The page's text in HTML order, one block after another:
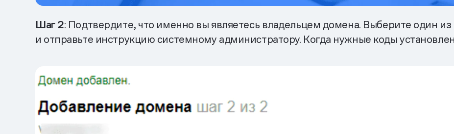
Шаг 2: Подтвердите, что именно вы являетесь владельцем домена. Выберите один
и отправьте инструкцию системному администратору. Когда нужные коды